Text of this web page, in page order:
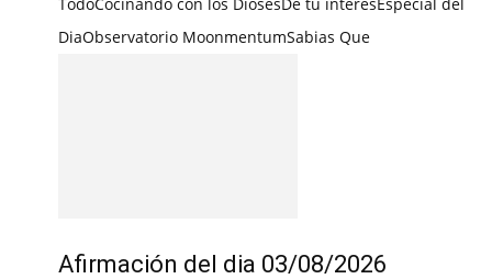
DiaObservatorio MoonmentumSabias Que
Afirmación del dia 03/08/2026